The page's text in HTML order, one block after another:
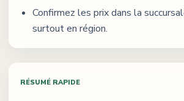
Confirmez les prix dans la
surtout en région.
RÉSUMÉ RAPIDE